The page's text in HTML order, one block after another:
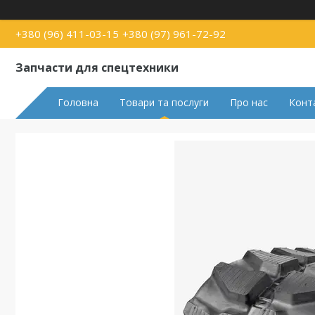
+380 (96) 411-03-15 +380 (97) 961-72-92
Запчасти для спецтехники
Головна Товари та послуги Про нас